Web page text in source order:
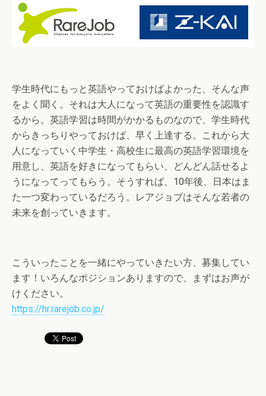
学生時代にもっと英語やっておけばよかった、そんな声
をよく聞く。それは大人になって英語の重要性を認識す
るから。英語学習は時間がかかるものなので、学生時代
からきっちりやっておけば、早く上達する。これから大
人になっていく中学生・高校生に最高の英語学習環境を
用意し、英語を好きになってもらい、どんどん話せるよ
うになってってもらう。そうすれば、10年後、日本はま
た一つ変わっているだろう。レアジョブはそんな若者の
未来を創っていきます。
こういったことを一緒にやっていきたい方、募集してい
ます！いろんなポジションありますので、まずはお声が
けください。
https://hr.rarejob.co.jp/